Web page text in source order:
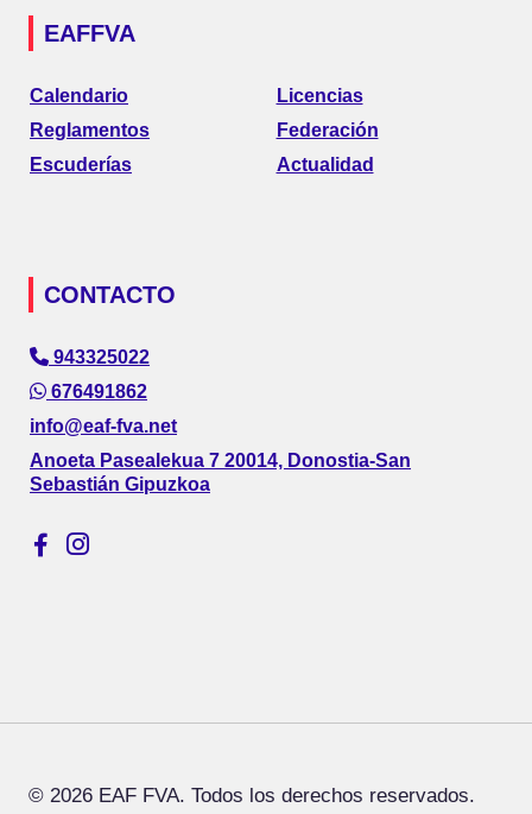
EAFFVA
Calendario
Reglamentos
Escuderías
Licencias
Federación
Actualidad
CONTACTO
943325022
676491862
info@eaf-fva.net
Anoeta Pasealekua 7 20014, Donostia-San
Sebastián Gipuzkoa
© 2026 EAF FVA. Todos los derechos reservados.